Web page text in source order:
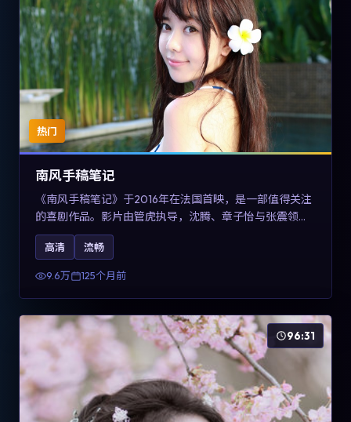
热门
南风手稿笔记
《南风手稿笔记》于2016年在法国首映，是一部值得关注
的喜剧作品。影片由管虎执导，沈腾、章子怡与张震领衔
出演。剧情通过回忆与现实交错呈现记忆的可塑性，整体
完成度高，适合希望了解法国喜剧类型创作的观众在线观
高清 流畅
9.6万 125个月前
96:31